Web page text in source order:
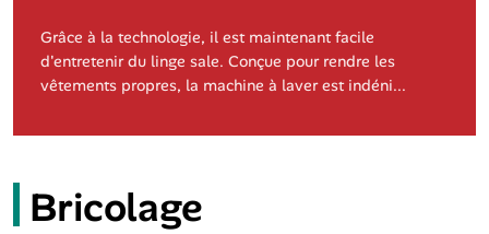
Grâce à la technologie, il est maintenant facile
d'entretenir du linge sale. Conçue pour rendre les
vêtements propres, la machine à laver est indéni...
Bricolage